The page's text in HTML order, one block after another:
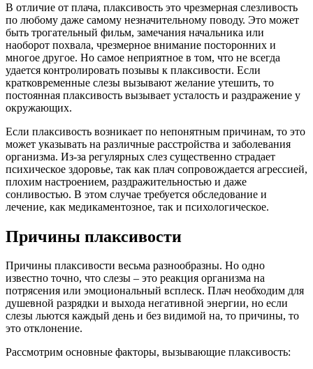
В отличие от плача, плаксивость это чрезмерная слезливость
по любому даже самому незначительному поводу. Это может
быть трогательный фильм, замечания начальника или
наоборот похвала, чрезмерное внимание посторонних и
многое другое. Но самое неприятное в том, что не всегда
удается контролировать позывы к плаксивости. Если
кратковременные слезы вызывают желание утешить, то
постоянная плаксивость вызывает усталость и раздражение у
окружающих.
Если плаксивость возникает по непонятным причинам, то это
может указывать на различные расстройства и заболевания
организма. Из-за регулярных слез существенно страдает
психическое здоровье, так как плач сопровождается агрессией,
плохим настроением, раздражительностью и даже
сонливостью. В этом случае требуется обследование и
лечение, как медикаментозное, так и психологическое.
Причины плаксивости
Причины плаксивости весьма разнообразны. Но одно
известно точно, что слезы – это реакция организма на
потрясения или эмоциональный всплеск. Плач необходим для
душевной разрядки и выхода негативной энергии, но если
слезы льются каждый день и без видимой на, то причины, то
это отклонение.
Рассмотрим основные факторы, вызывающие плаксивость: